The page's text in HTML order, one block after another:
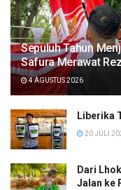
Sepuluh Tahun
Safura Merawat
4 AGUSTUS 2026
Liberika
20 JULI
Dari
Jalan ke